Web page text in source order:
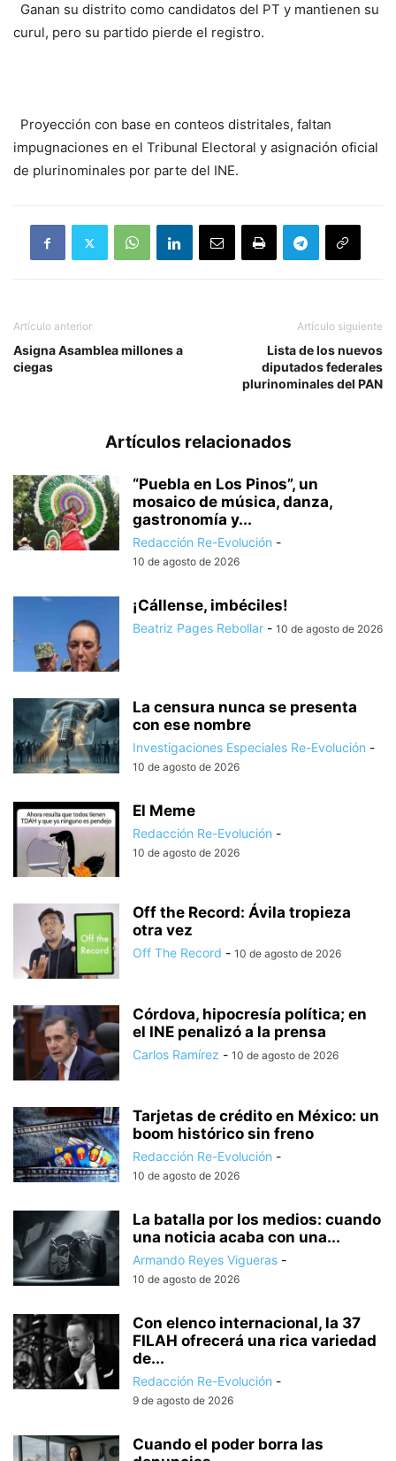
Ganan su distrito como candidatos del PT y mantienen su
curul, pero su partido pierde el registro.
Proyección con base en conteos distritales, faltan
impugnaciones en el Tribunal Electoral y asignación oficial
de plurinominales por parte del INE.
Artículo anterior
Asigna Asamblea millones a
ciegas
Artículo siguiente
Lista de los nuevos
diputados federales
plurinominales del PAN
Artículos relacionados
“Puebla en Los Pinos”, un
mosaico de música, danza,
gastronomía y...
Redacción Re-Evolución -
10 de agosto de 2026
¡Cállense, imbéciles!
Beatriz Pages Rebollar - 10 de agosto de 2026
La censura nunca se presenta
con ese nombre
Investigaciones Especiales Re-Evolución -
10 de agosto de 2026
El Meme
Redacción Re-Evolución -
10 de agosto de 2026
Off the Record: Ávila tropieza
otra vez
Off The Record - 10 de agosto de 2026
Córdova, hipocresía política; en
el INE penalizó a la prensa
Carlos Ramírez - 10 de agosto de 2026
Tarjetas de crédito en México: un
boom histórico sin freno
Redacción Re-Evolución -
10 de agosto de 2026
La batalla por los medios: cuando
una noticia acaba con una...
Armando Reyes Vigueras -
10 de agosto de 2026
Con elenco internacional, la 37
FILAH ofrecerá una rica variedad
de...
Redacción Re-Evolución -
9 de agosto de 2026
Cuando el poder borra las